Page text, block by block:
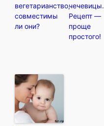
вегетарианство,
совместимы
ли они?
чечевицы.
Рецепт —
проще
простого!